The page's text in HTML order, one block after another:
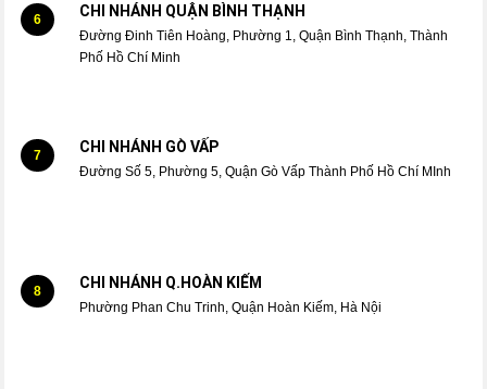
6 CHI NHÁNH QUẬN BÌNH THẠNH
Đường Đinh Tiên Hoàng, Phường 1, Quận Bình Thạnh, Thành
Phố Hồ Chí Minh
7 CHI NHÁNH GÒ VẤP
Đường Số 5, Phường 5, Quận Gò Vấp Thành Phố Hồ Chí MInh
8 CHI NHÁNH Q.HOÀN KIẾM
Phường Phan Chu Trinh, Quận Hoàn Kiếm, Hà Nội